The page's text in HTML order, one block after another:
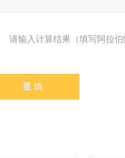
请输入计算结果（填写阿拉